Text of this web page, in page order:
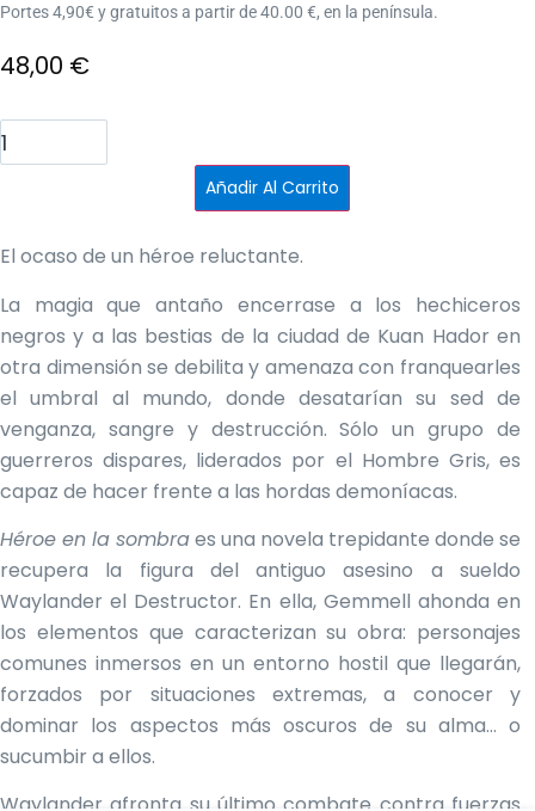
Portes 4,90€ y gratuitos a partir de 40.00 €, en la península.
48,00 €
Héroe
en
la
Añadir Al Carrito
El ocaso de un héroe reluctante.
La magia que antaño encerrase a los hechiceros
negros y a las bestias de la ciudad de Kuan Hador en
otra dimensión se debilita y amenaza con franquearles
el umbral al mundo, donde desatarían su sed de
venganza, sangre y destrucción. Sólo un grupo de
guerreros dispares, liderados por el Hombre Gris, es
capaz de hacer frente a las hordas demoníacas.
Héroe en la sombraes una novela trepidante donde se
recupera la figura del antiguo asesino a sueldo
Waylander el Destructor. En ella, Gemmell ahonda en
los elementos que caracterizan su obra: personajes
comunes inmersos en un entorno hostil que llegarán,
forzados por situaciones extremas, a conocer y
dominar los aspectos más oscuros de su alma… o
sucumbir a ellos.
Waylander afronta su último combate contra fuerzas